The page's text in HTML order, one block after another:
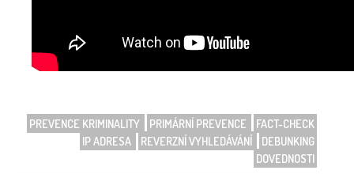
PREVENCE KRIMINALITY PRIMÁRNÍ PREVENCE
FACT-CHECK
IP ADRESA
REVERZNÍ VYHLEDÁVÁNÍ
DEBUNKING
DOVEDNOSTI